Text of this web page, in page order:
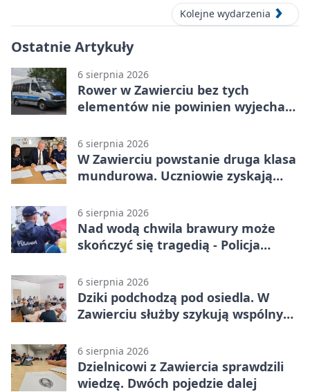
Kolejne wydarzenia
Ostatnie Artykuły
6 sierpnia 2026
Rower w Zawierciu bez tych
elementów nie powinien wyjechać
6 sierpnia 2026
W Zawierciu powstanie druga klasa
mundurowa. Uczniowie zyskają
6 sierpnia 2026
Nad wodą chwila brawury może
skończyć się tragedią - Policja
6 sierpnia 2026
Dziki podchodzą pod osiedla. W
Zawierciu służby szykują wspólny
6 sierpnia 2026
Dzielnicowi z Zawiercia sprawdzili
wiedzę. Dwóch pojedzie dalej